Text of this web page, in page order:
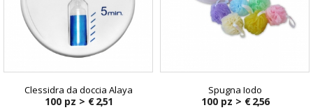
Clessidra da doccia Alaya
100 pz > € 2,51
Spugna Iodo
100 pz > € 2,56